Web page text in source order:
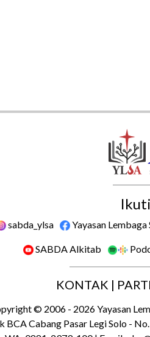
sabda_ylsa Yayasan Lembaga
SABDA Alkitab
KONTAK |
© 2006 - 2026Yayasan
BCA Cabang Pasar Legi Solo -